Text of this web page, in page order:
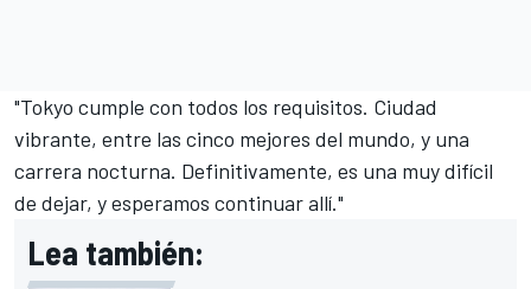
"Tokyo cumple con todos los requisitos. Ciudad
vibrante, entre las cinco mejores del mundo, y una
carrera nocturna. Definitivamente, es una muy difícil
de dejar, y esperamos continuar allí."
Lea también: